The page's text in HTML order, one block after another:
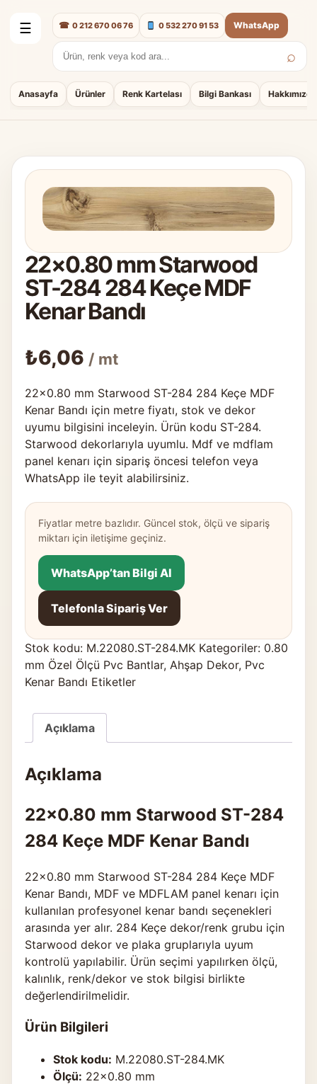
☰
Anasayfa Ürünler Renk Kartelası Bilgi Bankası Hakkımızda
Arama: ⌕
☎ 0 212 670 06 76 0 532 270 91 53 WhatsApp
22×0.80 mm Starwood
ST-284 284 Keçe MDF
Kenar Bandı
₺6,06 / mt
22×0.80 mm Starwood ST-284 284 Keçe MDF
Kenar Bandı için metre fiyatı, stok ve dekor
uyumu bilgisini inceleyin. Ürün kodu ST-284.
Starwood dekorlarıyla uyumlu. Mdf ve mdflam
panel kenarı için sipariş öncesi telefon veya
WhatsApp ile teyit alabilirsiniz.
Fiyatlar metre bazlıdır. Güncel stok, ölçü ve sipariş
miktarı için iletişime geçiniz.
WhatsApp’tan Bilgi Al
Telefonla Sipariş Ver
Stok kodu: M.22080.ST-284.MK Kategoriler: 0.80
mm Özel Ölçü Pvc Bantlar, Ahşap Dekor, Pvc
Kenar Bandı Etiketler
Açıklama
Açıklama
22×0.80 mm Starwood ST-284
284 Keçe MDF Kenar Bandı
22×0.80 mm Starwood ST-284 284 Keçe MDF
Kenar Bandı, MDF ve MDFLAM panel kenarı için
kullanılan profesyonel kenar bandı seçenekleri
arasında yer alır. 284 Keçe dekor/renk grubu için
Starwood dekor ve plaka gruplarıyla uyum
kontrolü yapılabilir. Ürün seçimi yapılırken ölçü,
kalınlık, renk/dekor ve stok bilgisi birlikte
değerlendirilmelidir.
Ürün Bilgileri
Stok kodu: M.22080.ST-284.MK
Ölçü: 22×0.80 mm